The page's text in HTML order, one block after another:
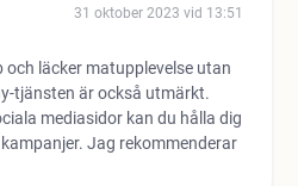
31 oktober 2023 vid 13:51
och läcker matupplevelse utan
tjänsten är också utmärkt.
mediasidor kan du hålla dig
Jag rekommenderar